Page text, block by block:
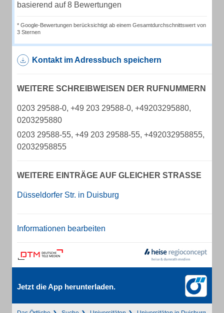
basierend auf 8 Bewertungen
* Google-Bewertungen berücksichtigt ab einem Gesamtdurchschnittswert von
3 Sternen
Kontakt im Adressbuch speichern
WEITERE SCHREIBWEISEN DER RUFNUMMERN
0203 29588-0, +49 203 29588-0, +49203295880,
0203295880
0203 29588-55, +49 203 29588-55, +492032958855,
02032958855
WEITERE EINTRÄGE AUF GLEICHER STRASSE
Düsseldorfer Str. in Duisburg
Informationen bearbeiten
Jetzt die App herunterladen.